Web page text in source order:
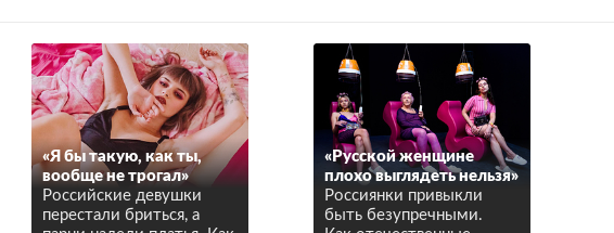
«Я бы такую, как ты,
вообще не трогал»
Российские девушки
перестали бриться, а
«Русской женщине
плохо выглядеть нельзя»
Россиянки привыкли
быть безупречными.